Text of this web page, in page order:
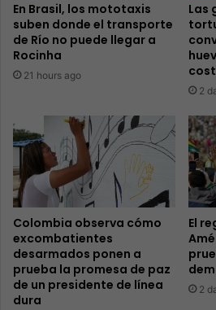
En Brasil, los mototaxis
suben donde el transporte
de Río no puede llegar a
Rocinha
21 hours ago
Las
2
Colombia observa cómo
excombatientes
desarmados ponen a
prueba la promesa de paz
de un presidente de línea
dura
El
2